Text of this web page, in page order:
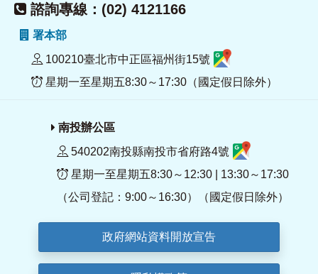
諮詢專線：(02) 4121166
署本部
100210臺北市中正區福州街15號
星期一至星期五8:30～17:30（國定假日除外）
南投辦公區
540202南投縣南投市省府路4號
星期一至星期五8:30～12:30 | 13:30～17:30
（公司登記：9:00～16:30）（國定假日除外）
政府網站資料開放宣告